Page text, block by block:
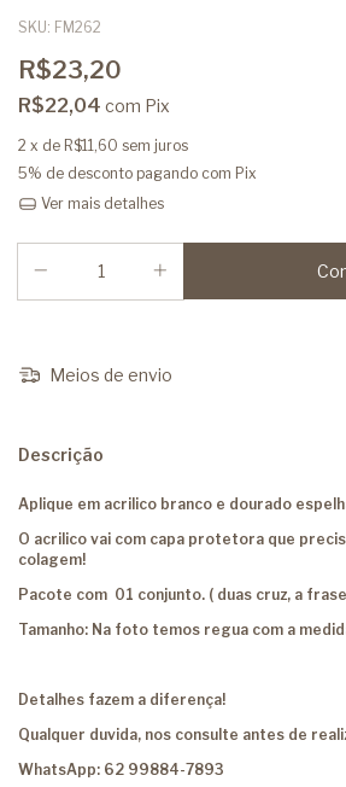
SKU: FM262
R$23,20
R$22,04 com Pix
2 x de R$11,60 sem juros
5% de desconto pagando com Pix
Ver mais detalhes
Meios de envio
Descrição
Aplique em acrilico branco e dourado
O acrilico vai com capa protetora que
colagem!
Pacote com 01 conjunto. ( duas cruz, a
Tamanho: Na foto temos regua com a
Detalhes fazem a diferença!
Qualquer duvida, nos consulte antes de
WhatsApp: 62 99884-7893